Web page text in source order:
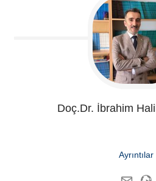
Doç.Dr. İbrahim Halil
Ayrıntılar